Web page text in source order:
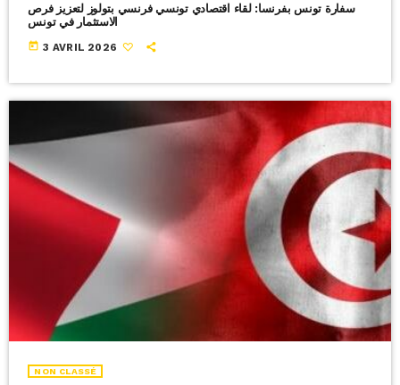
سفارة تونس بفرنسا: لقاء اقتصادي تونسي فرنسي بتولوز لتعزيز فرص
الاستثمار في تونس
today 3 AVRIL 2026
NON CLASSÉ